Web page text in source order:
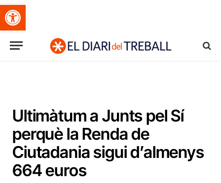
Obre la barra d'eines
Ultimàtum a Junts pel Sí
perquè la Renda de
Ciutadania sigui d’almenys
664 euros